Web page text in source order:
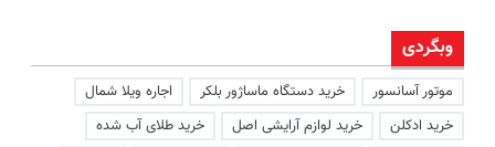
وبگردی
موتور آسانسور خرید دستگاه ماساژور بلکر
اجاره ویلا شمال
خرید ادکلن
خرید لوازم آرایشی اصل
خرید طلای آب شده